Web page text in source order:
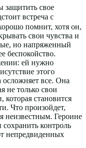
защитить свое
встреча с
помнит, хотя он,
свои чувства и
но напряженный
беспокойство.
ей нужно
этого
осложняет все. Она
не только свои
становится
Что произойдет,
неизвестным. Героине
сохранить контроль
непредвиденных